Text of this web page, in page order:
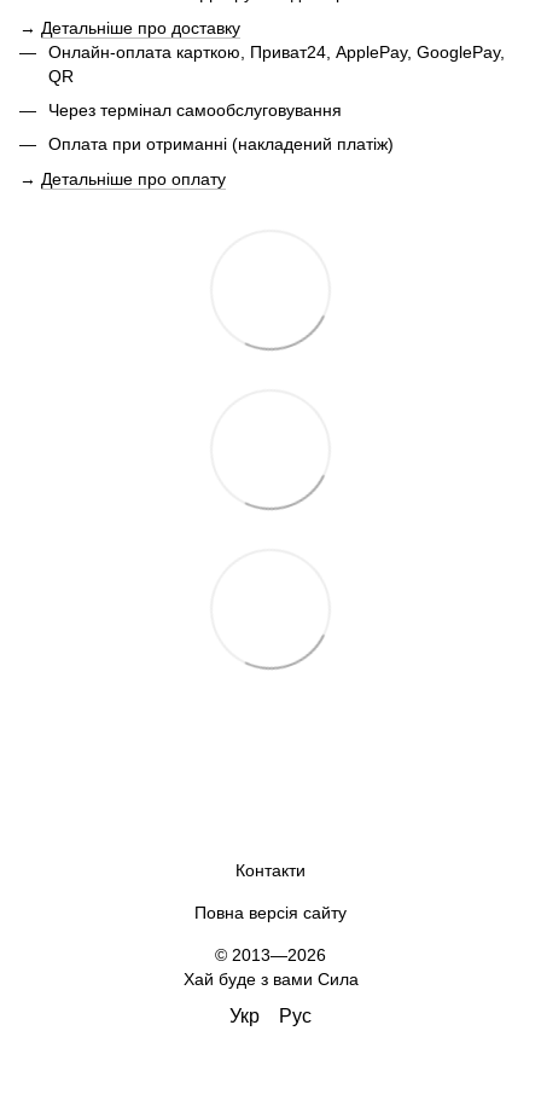
→ Детальніше про доставку
Онлайн-оплата карткою, Приват24, ApplePay, GooglePay,
QR
Через термінал самообслуговування
Оплата при отриманні (накладений платіж)
→ Детальніше про оплату
Контакти
Повна версія сайту
© 2013—2026
Хай буде з вами Сила
Укр Рус